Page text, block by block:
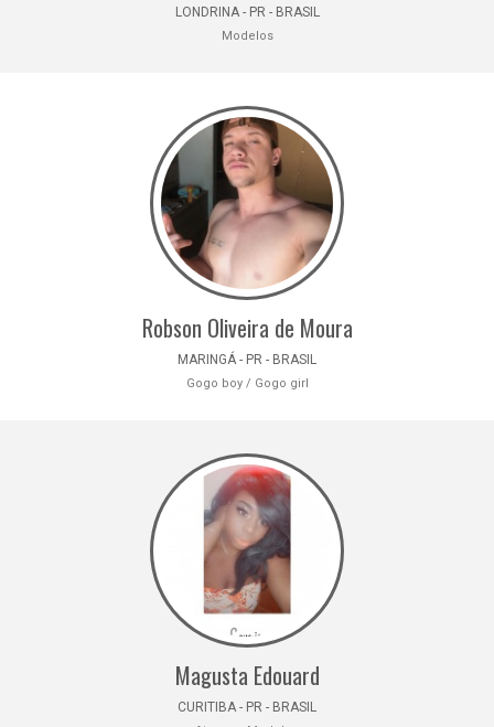
LONDRINA - PR - BRASIL
Modelos
Robson Oliveira de Moura
MARINGÁ - PR - BRASIL
Gogo boy / Gogo girl
Magusta Edouard
CURITIBA - PR - BRASIL